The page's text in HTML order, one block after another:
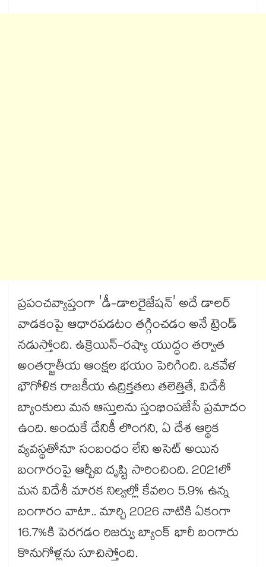
ప్రపంచవ్యాప్తంగా 'డీ-డాలరైజేషన్' అదే డాలర్‌
వాడకంపై ఆధారపడటం తగ్గించడం అనే ట్రెండ్
నడుస్తోంది. ఉక్రెయిన్-రష్యా యుద్ధం తర్వాత
అంతర్జాతీయ ఆంక్షల భయం పెరిగింది. ఒకవేళ
భౌగోళిక రాజకీయ ఉద్రిక్తతలు తలెత్తితే, విదేశీ
బ్యాంకులు మన ఆస్తులను స్తంభింపజేసే ప్రమాదం
ఉంది. అందుకే దేనికీ లొంగని, ఏ దేశ ఆర్థిక
వ్యవస్థతోనూ సంబంధం లేని అసెట్ అయిన
బంగారంపై ఆర్బీఐ దృష్టి సారించింది. 2021లో
మన విదేశీ మారక నిల్వల్లో కేవలం 5.9% ఉన్న
బంగారం వాటా.. మార్చి 2026 నాటికి ఏకంగా
16.7%కి పెరగడం రిజర్వు బ్యాంక్ భారీ బంగారు
కొనుగోళ్లను సూచిస్తోంది.